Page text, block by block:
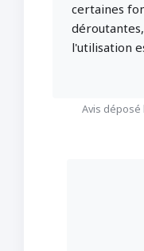
certaines
l'utilisation
Avis